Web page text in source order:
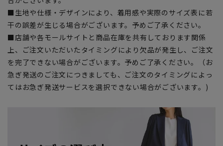
■生地や仕様・デザインにより、着用感や実際のサイズ表に若
干の誤差が生じる場合がございます。予めご了承ください。
■店舗や各モールサイトと商品在庫を共有しております関係
上、ご注文いただいたタイミングにより欠品が発生し、ご注文
を完了できない場合がございます。予めご了承ください。（お
急ぎ発送のご注文につきましても、ご注文のタイミングによっ
てはお急ぎ発送サービスを選択できない場合がございます。)